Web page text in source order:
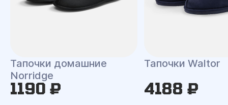
Тапочки домашние
Norridge
1190 ₽
Тапочки Waltor
4188 ₽